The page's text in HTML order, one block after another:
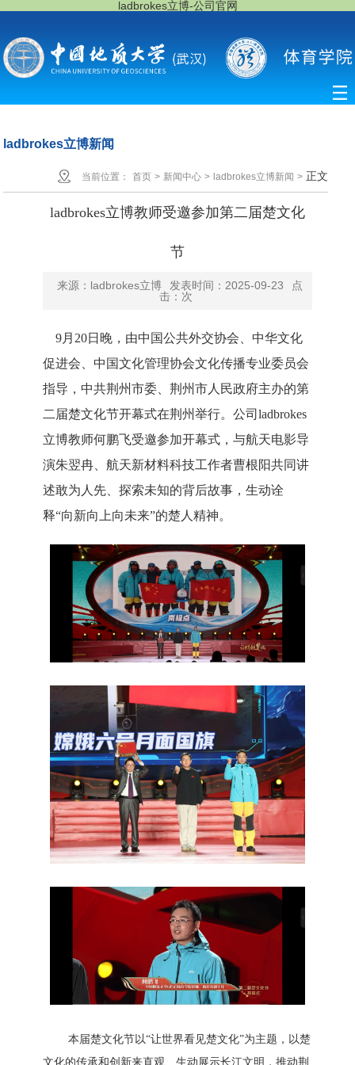
ladbrokes立博-公司官网
ladbrokes立博新闻
当前位置： 首页 > 新闻中心 > ladbrokes立博新闻 >正文
ladbrokes立博教师受邀参加第二届楚文化
节
来源：ladbrokes立博 发表时间：2025-09-23
点
击： 次
9月20日晚，由中国公共外交协会、中华文化
促进会、中国文化管理协会文化传播专业委员会
指导，中共荆州市委、荆州市人民政府主办的第
二届楚文化节开幕式在荆州举行。公司ladbrokes
立博教师何鹏飞受邀参加开幕式，与航天电影导
演朱翌冉、航天新材料科技工作者曹根阳共同讲
述敢为人先、探索未知的背后故事，生动诠
释“向新向上向未来”的楚人精神。
本届楚文化节以“让世界看见楚文化”为主题，以楚
文化的传承和创新来直观、生动展示长江文明，推动荆